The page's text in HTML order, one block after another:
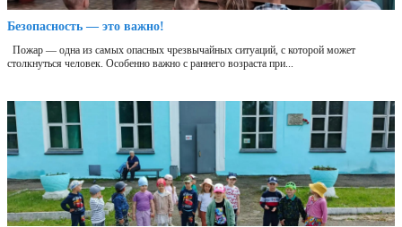
Безопасность — это важно!
Пожар — одна из самых опасных чрезвычайных ситуаций, с которой может
столкнуться человек. Особенно важно с раннего возраста при...